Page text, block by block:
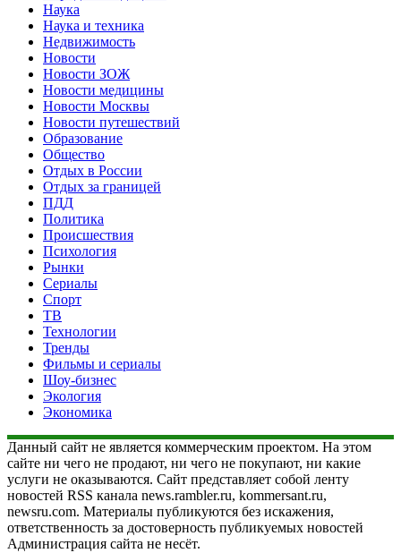
Наука
Наука и техника
Недвижимость
Новости
Новости ЗОЖ
Новости медицины
Новости Москвы
Новости путешествий
Образование
Общество
Отдых в России
Отдых за границей
ПДД
Политика
Происшествия
Психология
Рынки
Сериалы
Спорт
ТВ
Технологии
Тренды
Фильмы и сериалы
Шоу-бизнес
Экология
Экономика
Данный сайт не является коммерческим проектом. На этом
сайте ни чего не продают, ни чего не покупают, ни какие
услуги не оказываются. Сайт представляет собой ленту
новостей RSS канала news.rambler.ru, kommersant.ru,
newsru.com. Материалы публикуются без искажения,
ответственность за достоверность публикуемых новостей
Администрация сайта не несёт.